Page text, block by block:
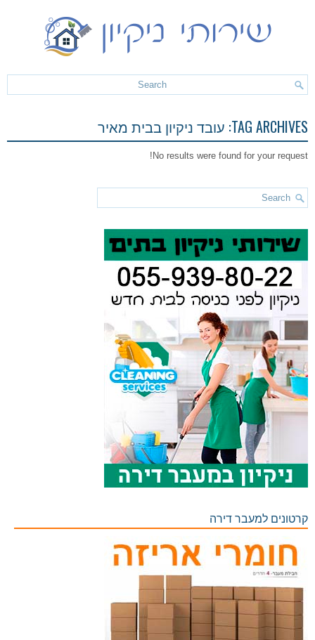
TAG ARCHIVES: עובד ניקיון בבית מאיר
No results were found for your request!
קרטונים למעבר דירה